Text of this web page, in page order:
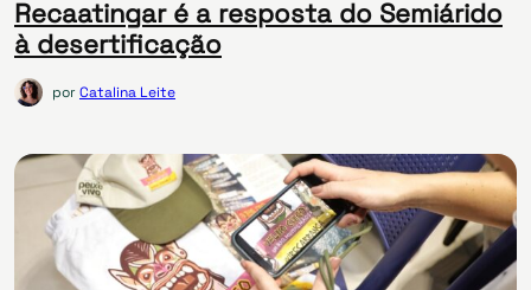
Recaatingar é a resposta do Semiárido
à desertificação
porCatalina Leite